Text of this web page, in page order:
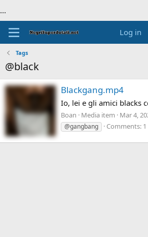
...
Log in
Tags
@black
Blackgang.mp4
Io, lei e gli amici blacks
Boan Media item Mar 4,
@gangbang
Comments: 1